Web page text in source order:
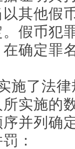
其他假
假币犯
确定罪
施了法
实施的
并列确
：